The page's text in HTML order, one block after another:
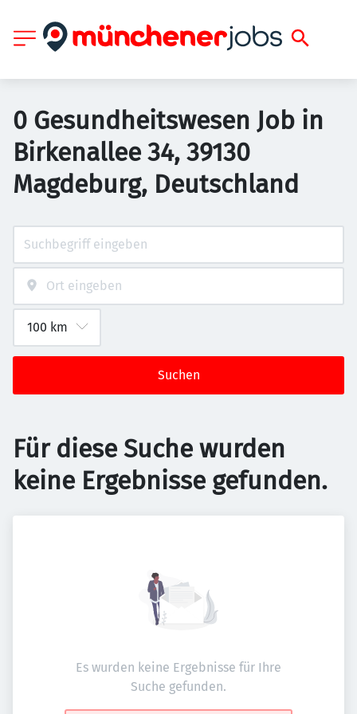
0 Gesundheitswesen Job in
Birkenallee 34, 39130
Magdeburg, Deutschland
Suchen
Für diese Suche wurden
keine Ergebnisse gefunden.
Es wurden keine Ergebnisse für Ihre
Suche gefunden.